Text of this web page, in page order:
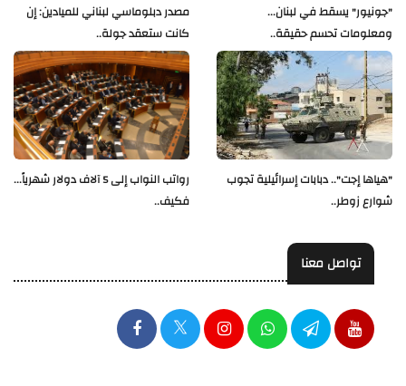
مصدر دبلوماسي لبناني للميادين: إن
كانت ستعقد جولة..
"جونيور" يسقط في لبنان...
ومعلومات تحسم حقيقة..
رواتب النواب إلى 5 آلاف دولار شهرياً...
فكيف..
"هياها إجت".. دبابات إسرائيلية تجوب
شوارع زوطر..
تواصل معنا